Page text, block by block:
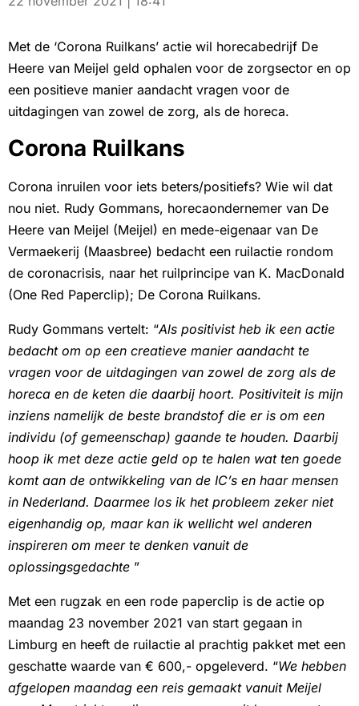
Met de ‘Corona Ruilkans’ actie wil horecabedrijf De
Heere van Meijel geld ophalen voor de zorgsector en op
een positieve manier aandacht vragen voor de
uitdagingen van zowel de zorg, als de horeca.
Corona Ruilkans
Corona inruilen voor iets beters/positiefs? Wie wil dat
nou niet. Rudy Gommans, horecaondernemer van De
Heere van Meijel (Meijel) en mede-eigenaar van De
Vermaekerij (Maasbree) bedacht een ruilactie rondom
de coronacrisis, naar het ruilprincipe van K. MacDonald
(One Red Paperclip); De Corona Ruilkans.
Rudy Gommans vertelt: “Als positivist heb ik een actie
bedacht om op een creatieve manier aandacht te
vragen voor de uitdagingen van zowel de zorg als de
horeca en de keten die daarbij hoort. Positiviteit is mijn
inziens namelijk de beste brandstof die er is om een
individu (of gemeenschap) gaande te houden. Daarbij
hoop ik met deze actie geld op te halen wat ten goede
komt aan de ontwikkeling van de IC’s en haar mensen
in Nederland. Daarmee los ik het probleem zeker niet
eigenhandig op, maar kan ik wellicht wel anderen
inspireren om meer te denken vanuit de
oplossingsgedachte ”
Met een rugzak en een rode paperclip is de actie op
maandag 23 november 2021 van start gegaan in
Limburg en heeft de ruilactie al prachtig pakket met een
geschatte waarde van € 600,- opgeleverd. “We hebben
afgelopen maandag een reis gemaakt vanuit Meijel